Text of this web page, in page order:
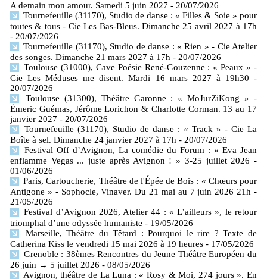
A demain mon amour. Samedi 5 juin 2027 - 20/07/2026
Tournefeuille (31170), Studio de danse : « Filles & Soie » pour
toutes & tous - Cie Les Bas-Bleus. Dimanche 25 avril 2027 à 17h
- 20/07/2026
Tournefeuille (31170), Studio de danse : « Rien » - Cie Atelier
des songes. Dimanche 21 mars 2027 à 17h - 20/07/2026
Toulouse (31000), Cave Poésie René-Gouzenne : « Peaux » -
Cie Les Méduses me disent. Mardi 16 mars 2027 à 19h30 -
20/07/2026
Toulouse (31300), Théâtre Garonne : « MoJurZiKong » -
Émeric Guémas, Jérôme Lorichon & Charlotte Corman. 13 au 17
janvier 2027 - 20/07/2026
Tournefeuille (31170), Studio de danse : « Track » - Cie La
Boîte à sel. Dimanche 24 janvier 2027 à 17h - 20/07/2026
Festival Off d’Avignon, La comédie du Forum : « Eva Jean
enflamme Vegas ... juste après Avignon ! » 3-25 juillet 2026 -
01/06/2026
Paris, Cartoucherie, Théâtre de l'Épée de Bois : « Chœurs pour
Antigone » - Sophocle, Vinaver. Du 21 mai au 7 juin 2026 21h -
21/05/2026
Festival d’Avignon 2026, Atelier 44 : « L’ailleurs », le retour
triomphal d’une odyssée humaniste - 19/05/2026
Marseille, Théâtre du Têtard : Pourquoi le rire ? Texte de
Catherina Kiss le vendredi 15 mai 2026 à 19 heures - 17/05/2026
Grenoble : 38èmes Rencontres du Jeune Théâtre Européen du
26 juin → 5 juillet 2026 - 08/05/2026
Avignon, théâtre de La Luna : « Rosy & Moi, 274 jours ». En